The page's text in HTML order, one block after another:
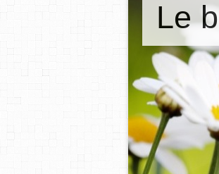
Le